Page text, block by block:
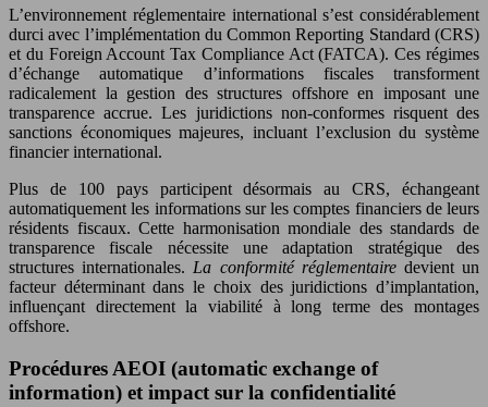
L’environnement réglementaire international s’est considérablement
durci avec l’implémentation du Common Reporting Standard (CRS)
et du Foreign Account Tax Compliance Act (FATCA). Ces régimes
d’échange automatique d’informations fiscales transforment
radicalement la gestion des structures offshore en imposant une
transparence accrue. Les juridictions non-conformes risquent des
sanctions économiques majeures, incluant l’exclusion du système
financier international.
Plus de 100 pays participent désormais au CRS, échangeant
automatiquement les informations sur les comptes financiers de leurs
résidents fiscaux. Cette harmonisation mondiale des standards de
transparence fiscale nécessite une adaptation stratégique des
structures internationales. La conformité réglementaire devient un
facteur déterminant dans le choix des juridictions d’implantation,
influençant directement la viabilité à long terme des montages
offshore.
Procédures AEOI (automatic exchange of
information) et impact sur la confidentialité